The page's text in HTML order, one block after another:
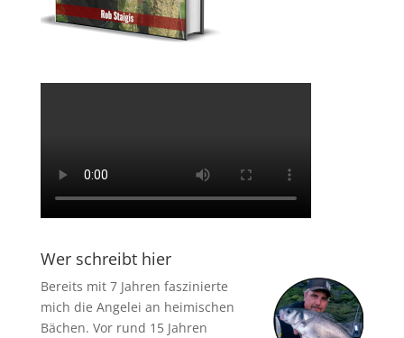
Wer schreibt hier
Bereits mit 7 Jahren faszinierte
mich die Angelei an heimischen
Bächen. Vor rund 15 Jahren